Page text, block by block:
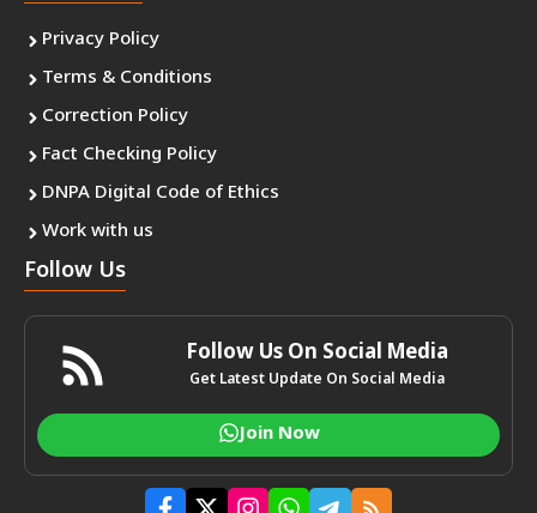
Privacy Policy
Terms & Conditions
Correction Policy
Fact Checking Policy
DNPA Digital Code of Ethics
Work with us
Follow Us
Follow Us On Social Media
Get Latest Update On Social Media
Join Now